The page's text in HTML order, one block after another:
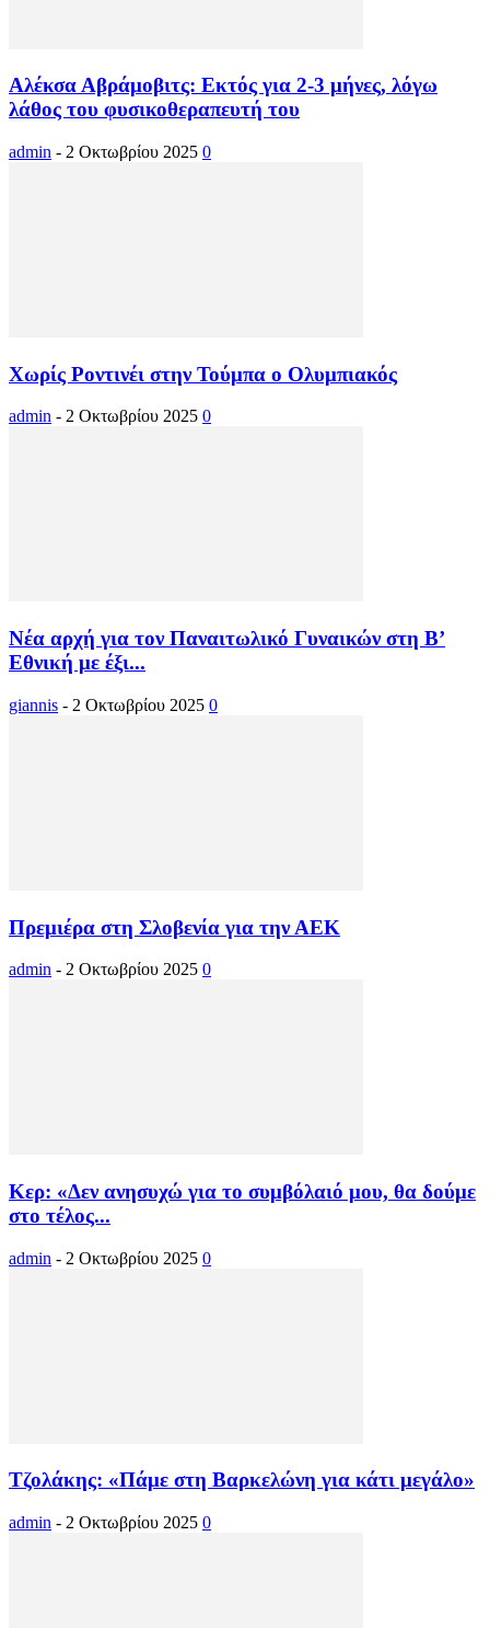
Αλέκσα Αβράμοβιτς: Εκτός για 2-3 μήνες, λόγω
λάθος του φυσικοθεραπευτή του
admin - 2 Οκτωβρίου 2025 0
Χωρίς Ροντινέι στην Τούμπα ο Ολυμπιακός
admin - 2 Οκτωβρίου 2025 0
Νέα αρχή για τον Παναιτωλικό Γυναικών στη Β’
Εθνική με έξι...
giannis - 2 Οκτωβρίου 2025 0
Πρεμιέρα στη Σλοβενία για την ΑΕΚ
admin - 2 Οκτωβρίου 2025 0
Κερ: «Δεν ανησυχώ για το συμβόλαιό μου, θα δούμε
στο τέλος...
admin - 2 Οκτωβρίου 2025 0
Τζολάκης: «Πάμε στη Βαρκελώνη για κάτι μεγάλο»
admin - 2 Οκτωβρίου 2025 0